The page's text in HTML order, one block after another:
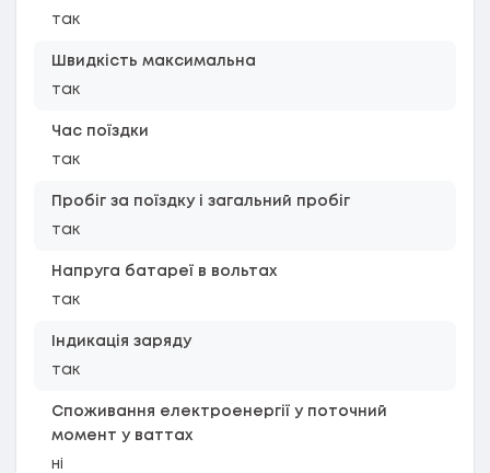
так
Швидкість максимальна
так
Час поїздки
так
Пробіг за поїздку і загальний пробіг
так
Напруга батареї в вольтах
так
Індикація заряду
так
Споживання електроенергії у поточний
момент у ваттах
ні